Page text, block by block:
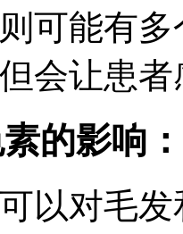
可能有
会让患
的影响：
对毛发